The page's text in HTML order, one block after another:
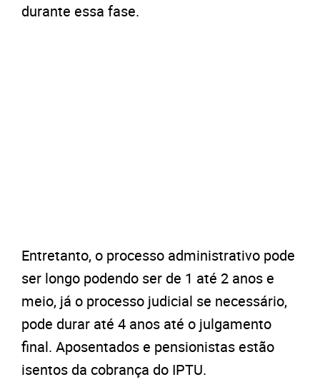
durante essa fase.
Entretanto, o processo administrativo pode
ser longo podendo ser de 1 até 2 anos e
meio, já o processo judicial se necessário,
pode durar até 4 anos até o julgamento
final. Aposentados e pensionistas estão
isentos da cobrança do IPTU.